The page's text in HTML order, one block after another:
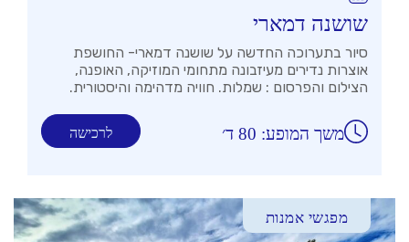
שושנה דמארי
סיור בתערוכה החדשה על שושנה דמארי- החושפת
אוצרות נדירים מעיזבונה מתחומי המוזיקה, האופנה,
הצילום והפרסום : שמלות. חוויה מדהימה והיסטורית.
לרכישה משך המופע: 80 ד׳
מפגשי אמנות